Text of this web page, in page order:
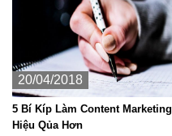
20/04/2018
5 Bí Kíp Làm Content Marketing
Hiệu Qủa Hơn